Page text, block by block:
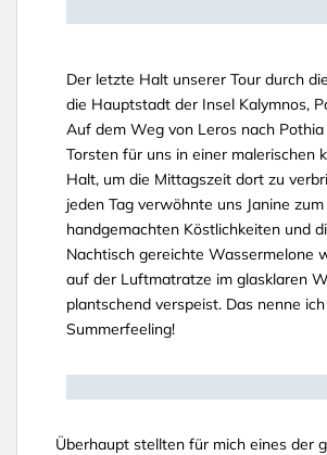
Der letzte Halt unserer Tour durch
die Hauptstadt der Insel Kalymnos,
Auf dem Weg von Leros nach
Torsten für uns in einer malerischen
Halt, um die Mittagszeit dort zu
jeden Tag verwöhnte uns Janine
handgemachten Köstlichkeiten und
Nachtisch gereichte Wassermelone
auf der Luftmatratze im glasklaren
plantschend verspeist. Das nenne
Summerfeeling!
Überhaupt stellten für mich eines der